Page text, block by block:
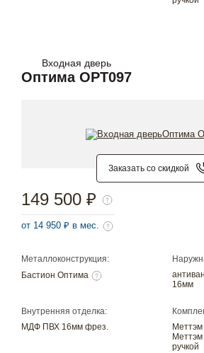
Входная дверь
Оптима OPT097
Заказать со скидкой
Металлоконструкция:
Бастион Оптима
16мм
Внутренняя отделка:
МДФ ПВХ 16мм фрез.
Меттэм
Меттэм
ручкой
149 500 ₽
от 14 950 ₽ в мес.